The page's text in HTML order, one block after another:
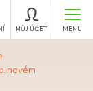
MENU
MŮJ ÚČET
novém